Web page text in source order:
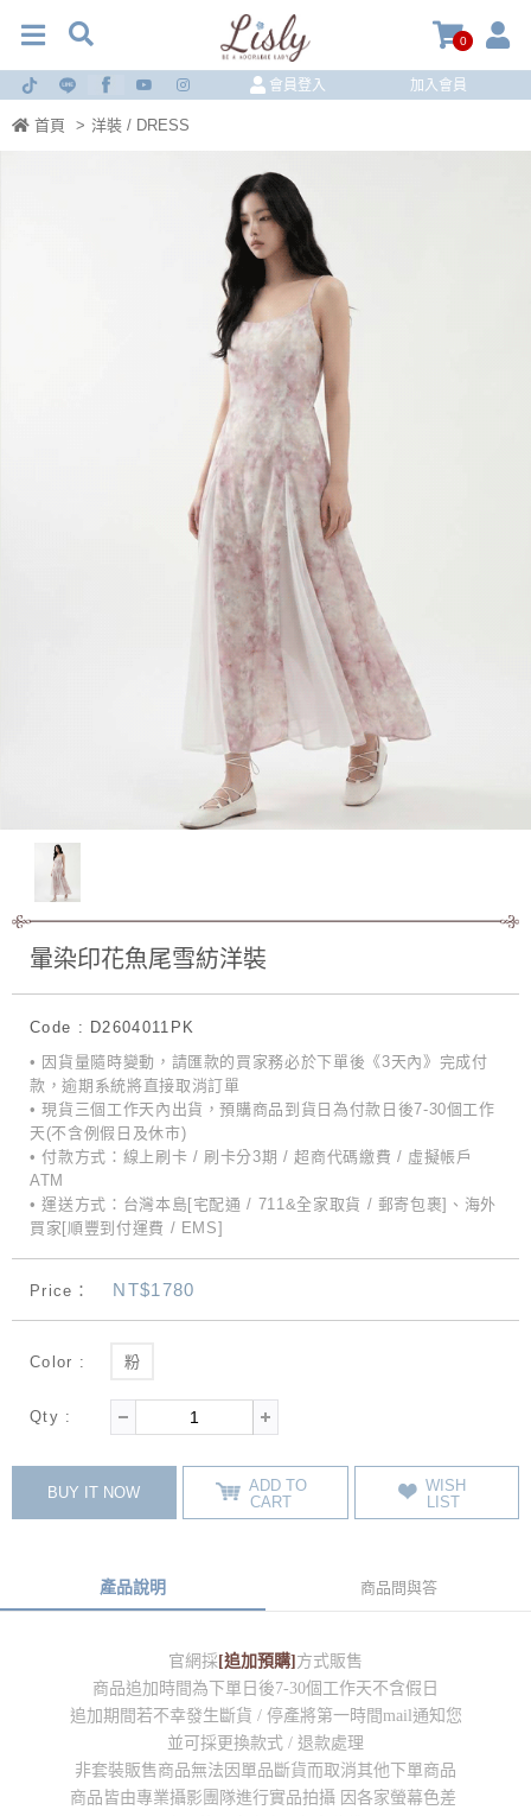
0
會員登入 加入會員
首頁 > 洋裝 / DRESS
暈染印花魚尾雪紡洋裝
Code : D2604011PK
• 因貨量隨時變動，請匯款的買家務必於下單後《3天內》完成付
款，逾期系統將直接取消訂單
• 現貨三個工作天內出貨，預購商品到貨日為付款日後7-30個工作
天(不含例假日及休市)
• 付款方式：線上刷卡 / 刷卡分3期 / 超商代碼繳費 / 虛擬帳戶
ATM
• 運送方式：台灣本島[宅配通 / 711&全家取貨 / 郵寄包裹]、海外
買家[順豐到付運費 / EMS]
Price： NT$1780
Color : 粉
Qty :
BUY IT NOW
ADD TO
CART
WISH
LIST
產品說明 商品問與答
官網採[追加預購]方式販售
商品追加時間為下單日後7-30個工作天不含假日
追加期間若不幸發生斷貨 / 停產將第一時間mail通知您
並可採更換款式 / 退款處理
非套裝販售商品無法因單品斷貨而取消其他下單商品
商品皆由專業攝影團隊進行實品拍攝 因各家螢幕色差